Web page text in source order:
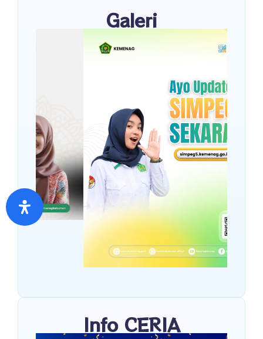
Galeri
Info CERIA